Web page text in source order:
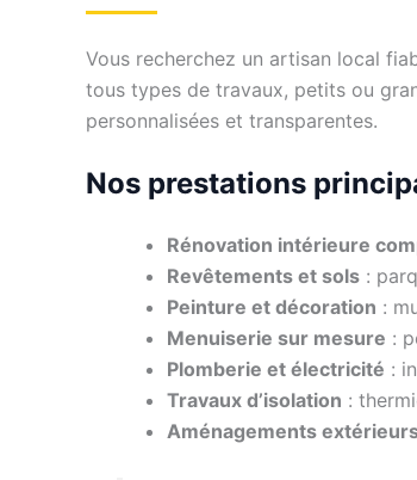
Vous recherchez un artisan local
tous types de travaux, petits ou
personnalisées et transparentes.
Nos prestations
Rénovation intérieure
Revêtements et sols :
Peinture et décoration :
Menuiserie sur mesure :
Plomberie et électricité :
Travaux d’isolation :
Aménagements